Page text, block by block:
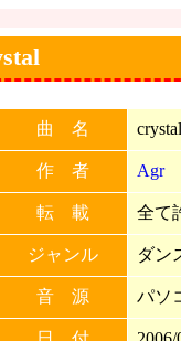
曲 名 crystal
作 者 Agr
転 載 全て
ジャンル ダン
音 源 パソ